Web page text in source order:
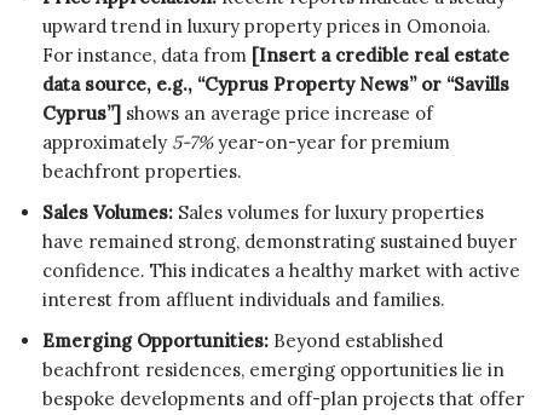
upward trend in luxury property prices in Omonoia.
For instance, data from [Insert a credible real estate
data source, e.g., “Cyprus Property News” or “Savills
Cyprus”] shows an average price increase of
approximately 5-7%year-on-year for premium
beachfront properties.
Sales Volumes: Sales volumes for luxury properties
have remained strong, demonstrating sustained buyer
confidence. This indicates a healthy market with active
interest from affluent individuals and families.
Emerging Opportunities: Beyond established
beachfront residences, emerging opportunities lie in
bespoke developments and off-plan projects that offer